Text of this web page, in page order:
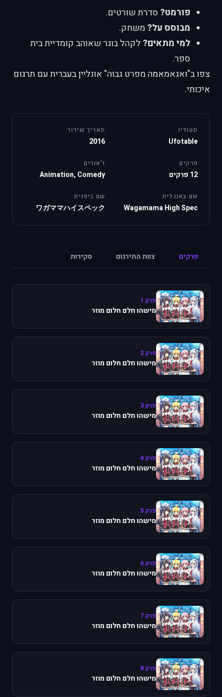
פורמט? סדרת שורטים.
מבוסס על? משחק.
למי מתאים? לקהל בוגר שאוהב קומדיית בית
ספר.
צפו ב"ואגאמאמה מפרט גבוה" אונליין בעברית עם תרגום
איכותי.
סטודיו
Ufotable
תאריך שידור
2016
פרקים
12 פרקים
ז'אנרים
Animation, Comedy
שם באנגלית
Wagamama High Spec
שם ביפנית
ワガママハイスペック
פרקים צוות התירגום סקירות
פרק 1
מישהו חלם חלום מוזר
פרק 2
מישהו חלם חלום מוזר
פרק 3
מישהו חלם חלום מוזר
פרק 4
מישהו חלם חלום מוזר
פרק 5
מישהו חלם חלום מוזר
פרק 6
מישהו חלם חלום מוזר
פרק 7
מישהו חלם חלום מוזר
פרק 8
מישהו חלם חלום מוזר